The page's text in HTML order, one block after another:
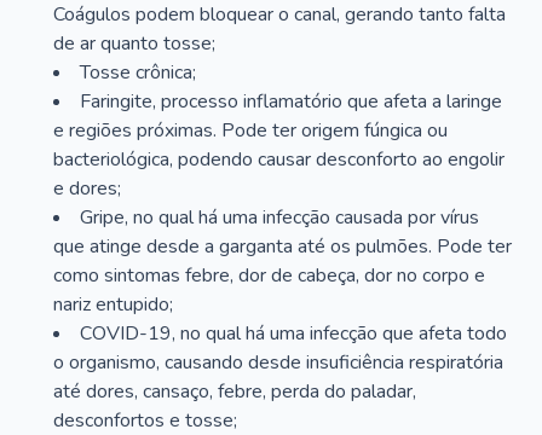
Coágulos podem bloquear o canal, gerando tanto falta
de ar quanto tosse;
Tosse crônica;
Faringite, processo inflamatório que afeta a laringe
e regiões próximas. Pode ter origem fúngica ou
bacteriológica, podendo causar desconforto ao engolir
e dores;
Gripe, no qual há uma infecção causada por vírus
que atinge desde a garganta até os pulmões. Pode ter
como sintomas febre, dor de cabeça, dor no corpo e
nariz entupido;
COVID-19, no qual há uma infecção que afeta todo
o organismo, causando desde insuficiência respiratória
até dores, cansaço, febre, perda do paladar,
desconfortos e tosse;